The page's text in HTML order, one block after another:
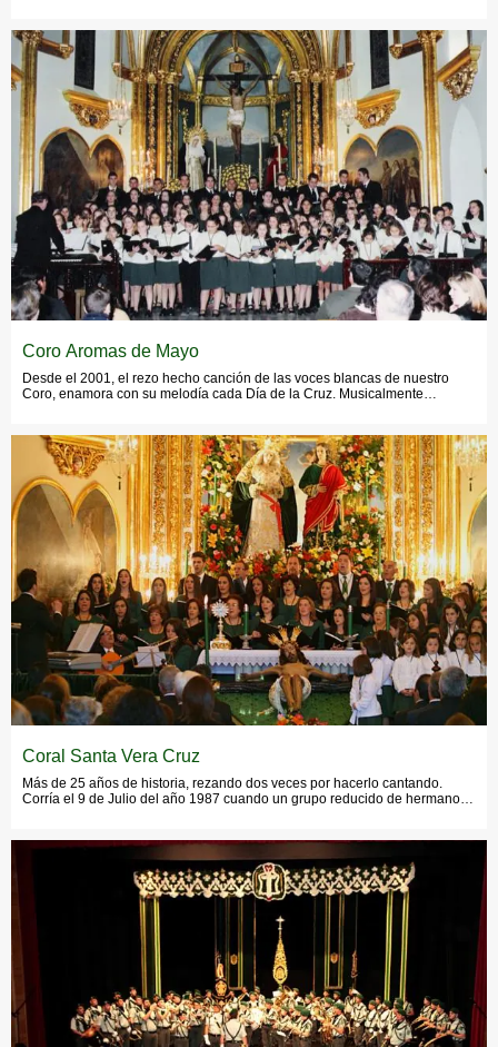
Coro Aromas de Mayo
Desde el 2001, el rezo hecho canción de las voces blancas de nuestro
Coro, enamora con su melodía cada Día de la Cruz. Musicalmente
nuestro día a día, la Cofradía también dispone desde hace 27 años de una
Coral que pone letra en forma de canción en aquellos actos donde se
requiere su presencia; eucaristías, conciertos de Navidad, recitales del Día
de la Cruz, etc...
Coral Santa Vera Cruz
Más de 25 años de historia, rezando dos veces por hacerlo cantando.
Corría el 9 de Julio del año 1987 cuando un grupo reducido de hermanos
aprovechando que la Virgen de Gracia visitaba la Ermita. Y así fue como
comenzaron sus ensayos, con letras populares, para cantarle a la Patrona
de Alhaurín el Grande.